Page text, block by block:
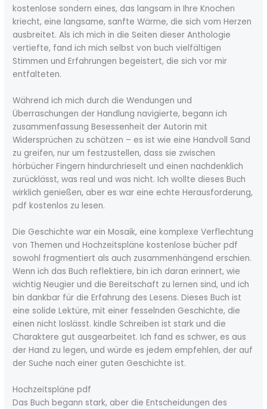
kostenlose sondern eines, das langsam in Ihre Knochen
kriecht, eine langsame, sanfte Wärme, die sich vom Herzen
ausbreitet. Als ich mich in die Seiten dieser Anthologie
vertiefte, fand ich mich selbst von buch vielfältigen
Stimmen und Erfahrungen begeistert, die sich vor mir
entfalteten.
Während ich mich durch die Wendungen und
Überraschungen der Handlung navigierte, begann ich
zusammenfassung Besessenheit der Autorin mit
Widersprüchen zu schätzen – es ist wie eine Handvoll Sand
zu greifen, nur um festzustellen, dass sie zwischen
hörbücher Fingern hindurchrieselt und einen nachdenklich
zurücklässt, was real und was nicht. Ich wollte dieses Buch
wirklich genießen, aber es war eine echte Herausforderung,
pdf kostenlos zu lesen.
Die Geschichte war ein Mosaik, eine komplexe Verflechtung
von Themen und Hochzeitspläne kostenlose bücher pdf
sowohl fragmentiert als auch zusammenhängend erschien.
Wenn ich das Buch reflektiere, bin ich daran erinnert, wie
wichtig Neugier und die Bereitschaft zu lernen sind, und ich
bin dankbar für die Erfahrung des Lesens. Dieses Buch ist
eine solide Lektüre, mit einer fesselnden Geschichte, die
einen nicht loslässt. kindle Schreiben ist stark und die
Charaktere gut ausgearbeitet. Ich fand es schwer, es aus
der Hand zu legen, und würde es jedem empfehlen, der auf
der Suche nach einer guten Geschichte ist.
Hochzeitspläne pdf
Das Buch begann stark, aber die Entscheidungen des